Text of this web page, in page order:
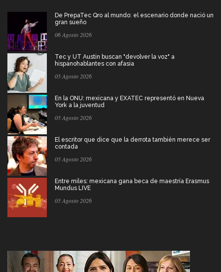
De PrepaTec Qro al mundo: el escenario donde nació un
gran sueño
06 Agosto 2026
Tec y UT Austin buscan "devolver la voz" a
hispanohablantes con afasia
05 Agosto 2026
En la ONU: mexicana y EXATEC representó en Nueva
York a la juventud
05 Agosto 2026
El escritor que dice que la derrota también merece ser
contada
05 Agosto 2026
Entre miles: mexicana gana beca de maestría Erasmus
Mundus LIVE
05 Agosto 2026